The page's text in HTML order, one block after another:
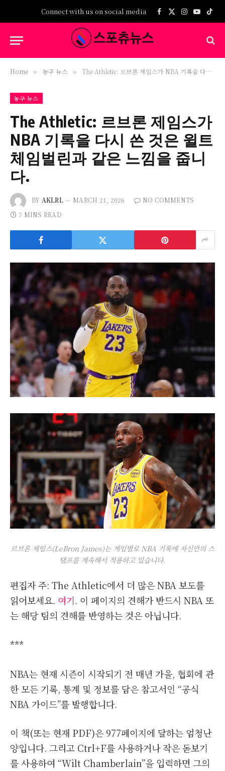
Connect with us on social media Facebook
X
Instagram
Home » 농구 뉴스 » The Athletic: 르브론 제임스가 NBA 기록을 다시 쓴 것은 윌트 체임벌린과 같은 느낌을 줍니다.
농구 뉴스
The Athletic: 르브론 제임스가
NBA 기록을 다시 쓴 것은 윌트
체임벌린과 같은 느낌을 줍니
다.
BY AKLRL MARCH 21, 2026
NO COMMENTS
7 MINS READ
르브론 제임스(LeBron James)는 게임별로 NBA 기록에 자신만의 스
탬프를 계속해서 적용하고 있습니다.
편집자 주: The Athletic에서 더 많은 NBA 보도를
읽어보세요. 여기. 이 페이지의 견해가 반드시 NBA 또
는 해당 팀의 견해를 반영하는 것은 아닙니다.
***
NBA는 현재 시즌이 시작되기 전 매년 가을, 협회에 관
한 모든 기록, 통계 및 정보를 담은 참고서인 “공식
NBA 가이드”를 발행합니다.
이 책(또는 현재 PDF)은 977페이지에 달하는 엄청난
양입니다. 그리고 Ctrl+F를 사용하거나 작은 돋보기
를 사용하여 “Wilt Chamberlain”을 입력하면 그의